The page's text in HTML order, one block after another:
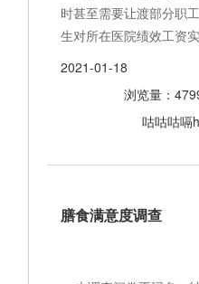
时甚至需要让渡部分职
生对所在医院绩效工资
2021-01-18
浏览量：
咕咕咕嗝
膳食满意度调查